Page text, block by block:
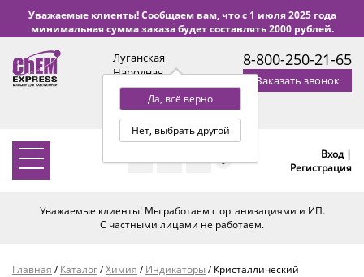
Уважаемые клиенты! Сообщаем вам, что с 1 июля 2025 года
минимальная сумма заказа будет составлять 2000 рублей.
Луганская
Народная
Республика
Да, всё верно
Нет, выбрать другой
с 9:00 до 18:00 по Уфе
(+2 МСК)
8-800-250-21-65
Заказать звонок
0
Вход |
Регистрация
Уважаемые клиенты! Мы работаем с организациями и ИП.
С частными лицами не работаем.
Главная /Каталог/Химия /Индикаторы/Кристаллический